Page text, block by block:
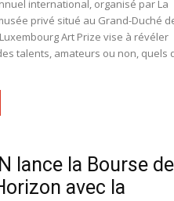
international, organisé par La
privé situé au Grand-Duché
Art Prize vise à révéler
talents, amateurs ou non, quels
lance la Bourse de
avec la